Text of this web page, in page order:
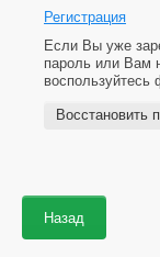
Регистрация
Если Вы уже
пароль или Вам
воспользуйтесь
Восстановить
Назад